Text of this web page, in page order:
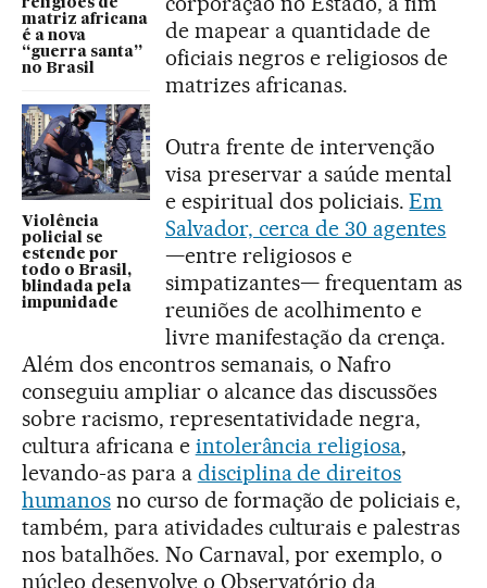
religiões de
matriz africana
é a nova
“guerra santa”
no Brasil
Violência
policial se
estende por
todo o Brasil,
blindada pela
impunidade
de mapear a quantidade de
oficiais negros e religiosos de
matrizes africanas.
Outra frente de intervenção
visa preservar a saúde mental
e espiritual dos policiais.Em
Salvador, cerca de 30 agentes
—entre religiosos e
simpatizantes— frequentam as
reuniões de acolhimento e
livre manifestação da crença.
Além dos encontros semanais, o Nafro
conseguiu ampliar o alcance das discussões
sobre racismo, representatividade negra,
cultura africana e intolerância religiosa,
levando-as para a disciplina de direitos
humanosno curso de formação de policiais e,
também, para atividades culturais e palestras
nos batalhões. No Carnaval, por exemplo, o
núcleo desenvolve o Observatório da